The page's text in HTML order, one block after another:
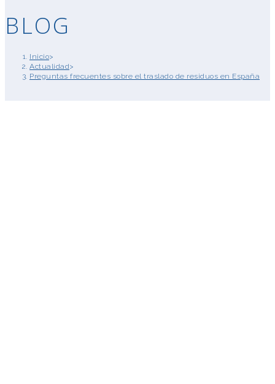
BLOG
Inicio>
Actualidad>
Preguntas frecuentes sobre el traslado de residuos en España